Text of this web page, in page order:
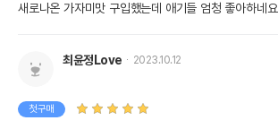
새로나온 가자미맛 구입했는데 애기들 엄청 좋아하네요
최윤정Love 2023.10.12
첫구매